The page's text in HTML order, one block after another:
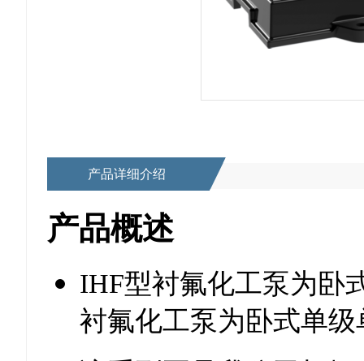
产品详细介绍
产品概述
IHF型衬氟化工泵为卧
衬氟化工泵为卧式单